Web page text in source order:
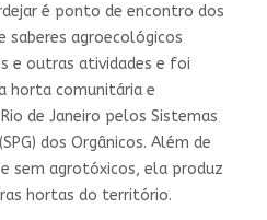
é ponto de encontro dos
saberes agroecológicos
e outras atividades e foi
horta comunitária e
de Janeiro pelos Sistemas
dos Orgânicos. Além de
sem agrotóxicos, ela produz
hortas do território.